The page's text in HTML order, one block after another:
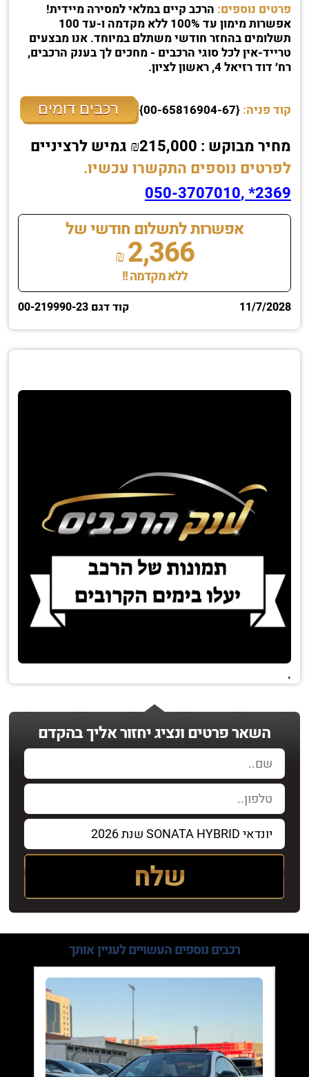
פרטים נוספים: הרכב קיים במלאי למסירה מיידית!
אפשרות מימון עד 100% ללא מקדמה ו-עד 100
תשלומים בהחזר חודשי משתלם במיוחד. אנו מבצעים
טרייד-אין לכל סוגי הרכבים - מחכים לך בענק הרכבים,
רח׳ דוד רזיאל 4, ראשון לציון.
קוד פניה:{00-65816904-67} רכבים דומים
מחיר מבוקש : ₪215,000 גמיש לרציניים
לפרטים נוספים התקשרו עכשיו.
2369* ,050-3707010
אפשרות לתשלום חודשי של
2,366
₪
ללא מקדמה !!
11/7/2028 קוד דגם 00-219990-23
.
השאר פרטים ונציג יחזור אליך בהקדם
רכבים נוספיםהעשויים לעניין אותך